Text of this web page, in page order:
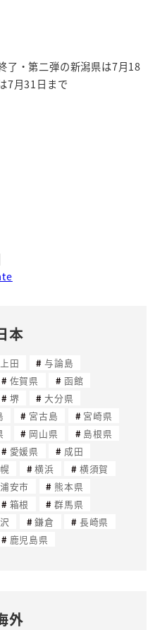
了・第二弾の新潟県は7月18
7月31日まで
本
上田
与論島
佐賀県
函館
堺
大分県
宮古島
宮崎県
岡山県
島根県
愛媛県
成田
横浜
横須賀
浦安市
熊本県
箱根
群馬県
鎌倉
長崎県
鹿児島県
外